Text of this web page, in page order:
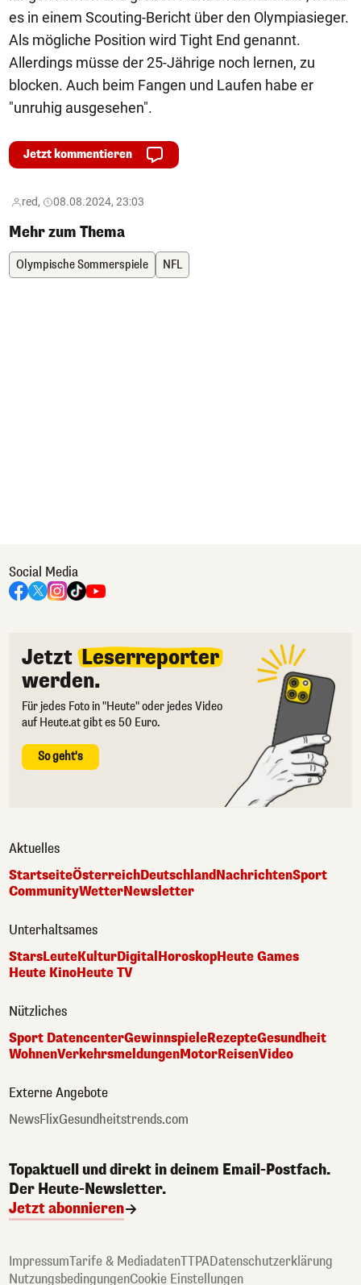
es in einem Scouting-Bericht über den Olympiasieger.
Als mögliche Position wird Tight End genannt.
Allerdings müsse der 25-Jährige noch lernen, zu
blocken. Auch beim Fangen und Laufen habe er
"unruhig ausgesehen".
Jetzt kommentieren
red, 08.08.2024, 23:03
Mehr zum Thema
Olympische Sommerspiele NFL
Social Media
Jetzt Leserreporter
werden.
Für jedes Foto in "Heute" oder jedes Video
auf Heute.at gibt es 50 Euro.
So geht's
Aktuelles
StartseiteÖsterreichDeutschlandNachrichtenSport
CommunityWetterNewsletter
Unterhaltsames
StarsLeuteKulturDigitalHoroskopHeute Games
Heute KinoHeute TV
Nützliches
Sport DatencenterGewinnspieleRezepteGesundheit
WohnenVerkehrsmeldungenMotorReisenVideo
Externe Angebote
NewsFlixGesundheitstrends.com
Topaktuell und direkt in deinem Email-Postfach.
Der Heute-Newsletter.
Jetzt abonnieren
ImpressumTarife & MediadatenTTPADatenschutzerklärung
NutzungsbedingungenCookie Einstellungen